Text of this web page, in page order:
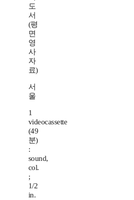
도
서
(평
면
영
사
자
료)
서
울
1
videocassette
(49
분)
:
sound,
col.
;
1/2
in.